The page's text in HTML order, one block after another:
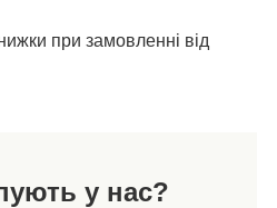
при замовленні від
у нас?